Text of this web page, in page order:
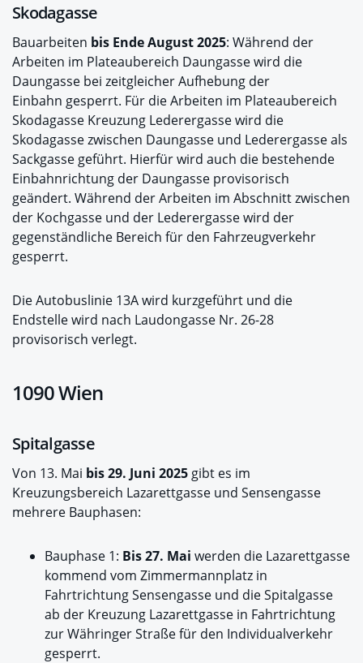
Skodagasse
Bauarbeiten bis Ende August 2025: Während der
Arbeiten im Plateaubereich Daungasse wird die
Daungasse bei zeitgleicher Aufhebung der
Einbahn gesperrt. Für die Arbeiten im Plateaubereich
Skodagasse Kreuzung Lederergasse wird die
Skodagasse zwischen Daungasse und Lederergasse als
Sackgasse geführt. Hierfür wird auch die bestehende
Einbahnrichtung der Daungasse provisorisch
geändert. Während der Arbeiten im Abschnitt zwischen
der Kochgasse und der Lederergasse wird der
gegenständliche Bereich für den Fahrzeugverkehr
gesperrt.
Die Autobuslinie 13A wird kurzgeführt und die
Endstelle wird nach Laudongasse Nr. 26-28
provisorisch verlegt.
1090 Wien
Spitalgasse
Von 13. Mai bis 29. Juni 2025 gibt es im
Kreuzungsbereich Lazarettgasse und Sensengasse
mehrere Bauphasen:
Bauphase 1: Bis 27. Mai werden die Lazarettgasse
kommend vom Zimmermannplatz in
Fahrtrichtung Sensengasse und die Spitalgasse
ab der Kreuzung Lazarettgasse in Fahrtrichtung
zur Währinger Straße für den Individualverkehr
gesperrt.